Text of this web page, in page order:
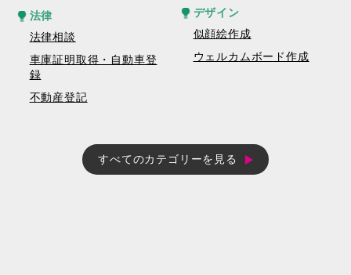
法律
法律相談
車庫証明取得・自動車登
録
不動産登記
デザイン
似顔絵作成
ウェルカムボード作成
すべてのカテゴリーを見る